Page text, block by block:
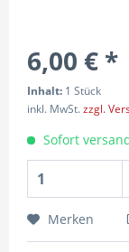
6,00 € *
Inhalt: 1 Stück
inkl. MwSt.zzgl.
Sofort
Merken